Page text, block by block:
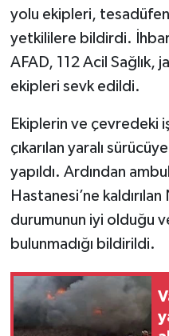
yolu ekipleri,
yetkililere bildirdi.
AFAD, 112 Acil Sağlık,
ekipleri sevk edildi.
Ekiplerin ve çevredeki
çıkarılan yaralı
yapıldı. Ardından
Hastanesi’ne
durumunun iyi olduğu
bulunmadığı bildirildi.